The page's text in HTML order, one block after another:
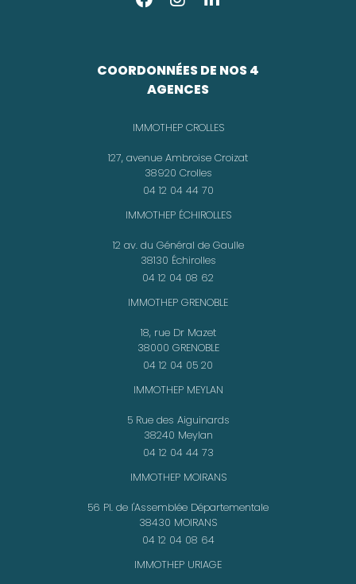
COORDONNÉES DE NOS 4
AGENCES
IMMOTHEP CROLLES
127, avenue Ambroise Croizat
38920 Crolles
04 12 04 44 70
IMMOTHEP ÉCHIROLLES
12 av. du Général de Gaulle
38130 Échirolles
04 12 04 08 62
IMMOTHEP GRENOBLE
18, rue Dr Mazet
38000 GRENOBLE
04 12 04 05 20
IMMOTHEP MEYLAN
5 Rue des Aiguinards
38240 Meylan
04 12 04 44 73
IMMOTHEP MOIRANS
56 Pl. de l'Assemblée Départementale
38430 MOIRANS
04 12 04 08 64
IMMOTHEP URIAGE